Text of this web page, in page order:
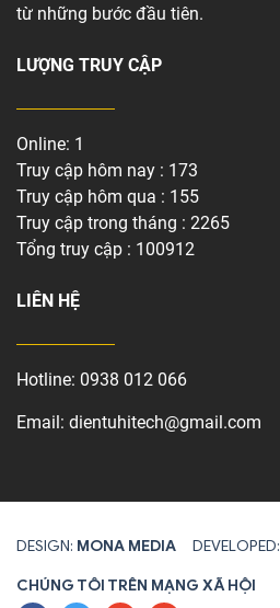
từ những bước đầu tiên.
LƯỢNG TRUY CẬP
Online: 1
Truy cập hôm nay : 173
Truy cập hôm qua : 155
Truy cập trong tháng : 2265
Tổng truy cập : 100912
LIÊN HỆ
Hotline: 0938 012 066
Email: dientuhitech@gmail.com
DESIGN: MONA MEDIA DEVELOPED:
CHÚNG TÔI TRÊN MẠNG XÃ HỘI